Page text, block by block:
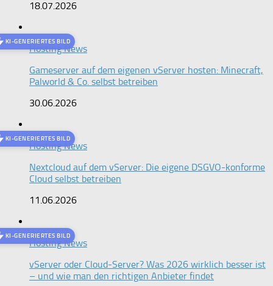
18.07.2026
KI-GENERIERTES BILD
Hosting News
Gameserver auf dem eigenen vServer hosten: Minecraft,
Palworld & Co. selbst betreiben
30.06.2026
KI-GENERIERTES BILD
Hosting News
Nextcloud auf dem vServer: Die eigene DSGVO-konforme
Cloud selbst betreiben
11.06.2026
KI-GENERIERTES BILD
Hosting News
vServer oder Cloud-Server? Was 2026 wirklich besser ist
– und wie man den richtigen Anbieter findet